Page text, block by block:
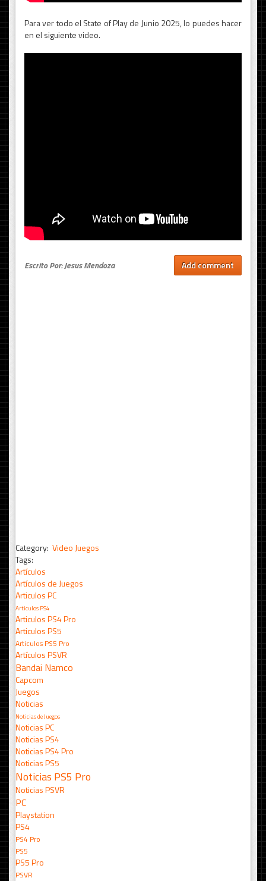
Para ver todo el State of Play de Junio 2025, lo puedes hacer
en el siguiente video.
Escrito Por: Jesus Mendoza Add comment
Category: Video Juegos
Tags:
Artículos
Artículos de Juegos
Articulos PC
Articulos PS4
Articulos PS4 Pro
Articulos PS5
Articulos PS5 Pro
Artículos PSVR
Bandai Namco
Capcom
Juegos
Noticias
Noticias de Juegos
Noticias PC
Noticias PS4
Noticias PS4 Pro
Noticias PS5
Noticias PS5 Pro
Noticias PSVR
PC
Playstation
PS4
PS4 Pro
PS5
PS5 Pro
PSVR